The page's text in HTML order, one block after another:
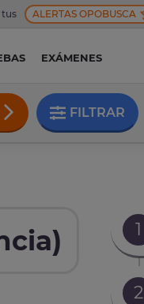
tus ALERTAS OPOBUSCA
EXÁMENES
FILTRAR
1
2